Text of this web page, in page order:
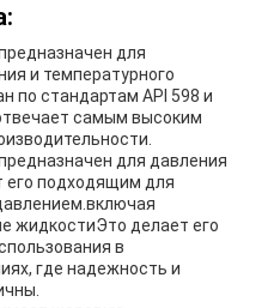
для
и температурного
по стандартам API 598 и
самым высоким
для давления
его подходящим для
жидкостиЭто делает его
в
где надежность и